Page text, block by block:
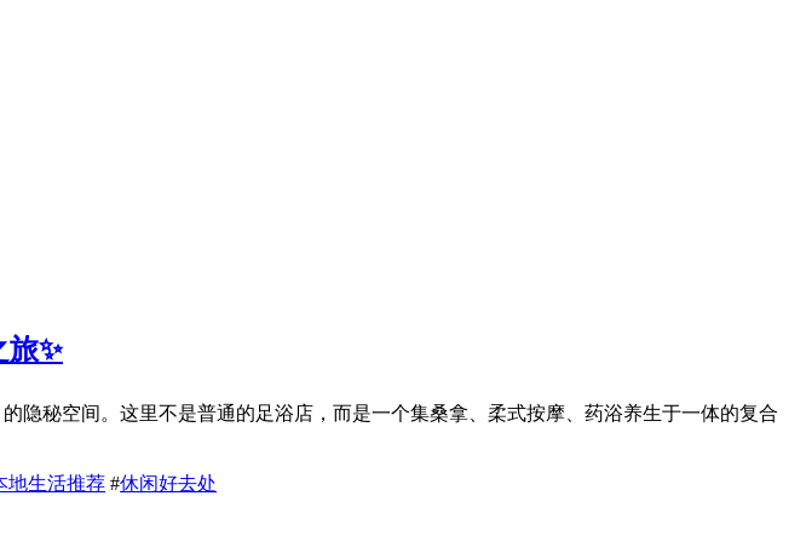
✨
隐秘空间。这里不是普通的足浴店，而是一个集桑拿、柔式按摩、药浴养生于一体的复合
地生活推荐 #休闲好去处